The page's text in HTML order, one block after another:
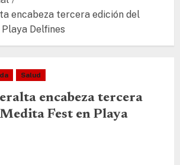
encabeza tercera edición del
Delfines
Salud
encabeza tercera
Fest en Playa